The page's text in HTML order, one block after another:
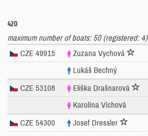
420
maximum number of boats: 50 (registered: 4)
CZE 49915
Zuzana Vychová
Lukáš Bechný
CZE 53108 Eliška Drašnarová
Karolína Víchová
CZE 54300 Josef Dressler